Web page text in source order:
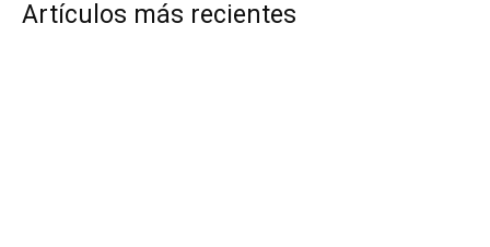
Artículos más recientes